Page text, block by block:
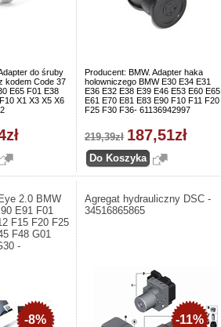
do śruby
kodem Code 37
E65 F01 E38
X1 X3 X5 X6
Producent: BMW. Adapter haka
holowniczego BMW E30 E34 E31
E36 E32 E38 E39 E46 E53 E60 E65
E61 E70 E81 E83 E90 F10 F11 F20
F25 F30 F36- 61136942997
219,39zł 187,51zł
2.0 BMW
E91 F01
F15 F20 F25
F48 G01
-
-8%
Agregat hydrauliczny DSC -
34516865865
-11%